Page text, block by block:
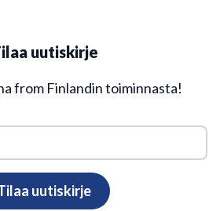
uutiskirje
from Finlandin toiminnasta!